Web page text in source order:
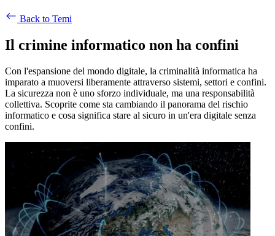
Back to Temi
Il crimine informatico non ha confini
Con l'espansione del mondo digitale, la criminalità informatica ha
imparato a muoversi liberamente attraverso sistemi, settori e confini.
La sicurezza non è uno sforzo individuale, ma una responsabilità
collettiva. Scoprite come sta cambiando il panorama del rischio
informatico e cosa significa stare al sicuro in un'era digitale senza
confini.